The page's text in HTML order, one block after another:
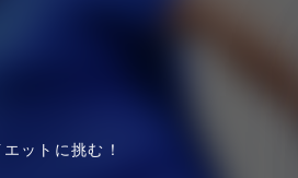
ットに挑む！